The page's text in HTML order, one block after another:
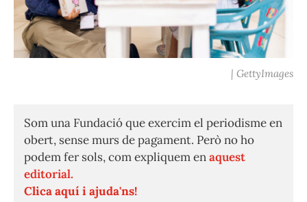
| GettyImages
Som una Fundació que exercim el periodisme en
obert, sense murs de pagament. Però no ho
podem fer sols, com expliquem enaquest
editorial.
Clica aquí i ajuda'ns!